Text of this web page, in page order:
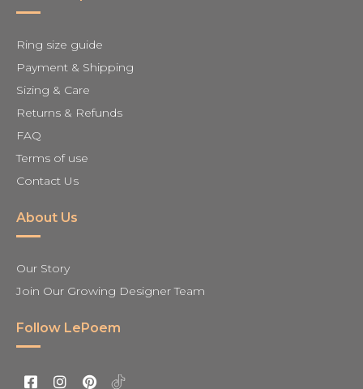
Ring size guide
Payment & Shipping
Sizing & Care
Returns & Refunds
FAQ
Terms of use
Contact Us
About Us
Our Story
Join Our Growing Designer Team
Follow LePoem